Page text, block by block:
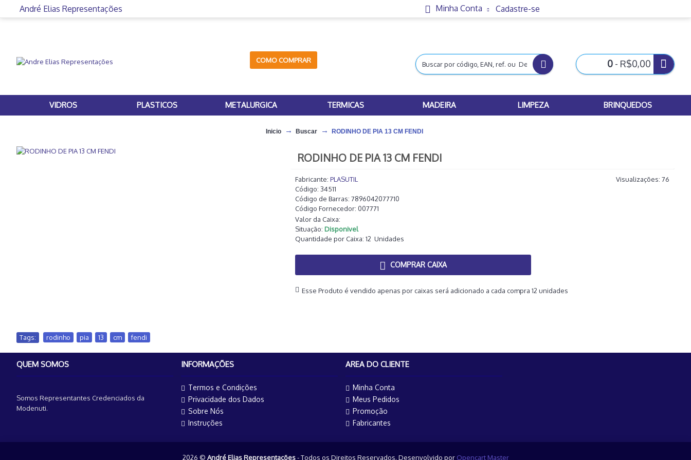
André Elias Representações Minha Conta Cadastre-se
COMO COMPRAR 0 - R$0,00
VIDROS PLASTICOS METALURGICA TERMICAS MADEIRA LIMPEZA BRINQUEDOS
Inicio Buscar RODINHO DE PIA 13 CM FENDI
RODINHO DE PIA 13 CM FENDI
Visualizações: 76
Fabricante: PLASUTIL
Código: 34511
Código de Barras: 7896042077710
Código Fornecedor: 007771
Valor da Caixa:
Situação: Disponivel
Quantidade por Caixa: 12 Unidades
COMPRAR CAIXA
Esse Produto é vendido apenas por caixas será adicionado a cada compra 12 unidades
Tags: rodinho pia 13 cm fendi
QUEM SOMOS
Somos Representantes Credenciados da
Modenuti.
INFORMAÇÕES
Termos e Condições
Privacidade dos Dados
Sobre Nós
Instruções
AREA DO CLIENTE
Minha Conta
Meus Pedidos
Promoção
Fabricantes
2026 © André Elias Representações- Todos os Direitos Reservados. Desenvolvido por Opencart Master